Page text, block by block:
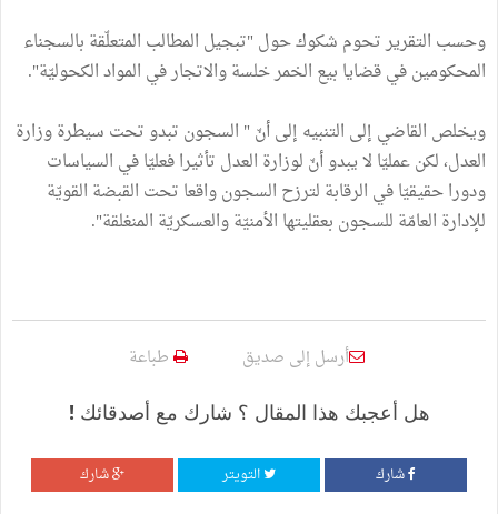
وحسب التقرير تحوم شكوك حول "تبجيل المطالب المتعلّقة بالسجناء
المحكومين في قضايا بيع الخمر خلسة والاتجار في المواد الكحوليّة".
ويخلص القاضي إلى التنبيه إلى أنّ " السجون تبدو تحت سيطرة وزارة
العدل، لكن عمليّا لا يبدو أنّ لوزارة العدل تأثيرا فعليّا في السياسات
ودورا حقيقيّا في الرقابة لترزح السجون واقعا تحت القبضة القويّة
للإدارة العامّة للسجون بعقليتها الأمنيّة والعسكريّة المنغلقة".
أرسل إلى صديق طباعة
هل أعجبك هذا المقال ؟ شارك مع أصدقائك !
شارك التويتر شارك